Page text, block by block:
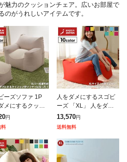
魅力のクッションチェア。広いお部屋で
のがうれしいアイテムです。
ーズソファ 1P
メにするクッシ
人掛け 一人用
らし 新生活 おし
お洒落 リラックス
ビ
円
料
人をダメにするスゴビ
ーズ 「XL」 人をダメ
にするクッション リラ
ックス くつろぎ ビーズ
ソファー 伸縮性 和室
リビング 一人
13,570円
送料無料